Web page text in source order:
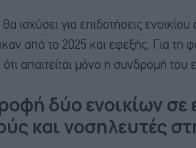
ισχύσει για επιδοτήσεις
από το 2025 και εφεξής. Για τη
απαιτείται μόνο η συνδρομή του
δύο ενοικίων σε
και νοσηλευτές